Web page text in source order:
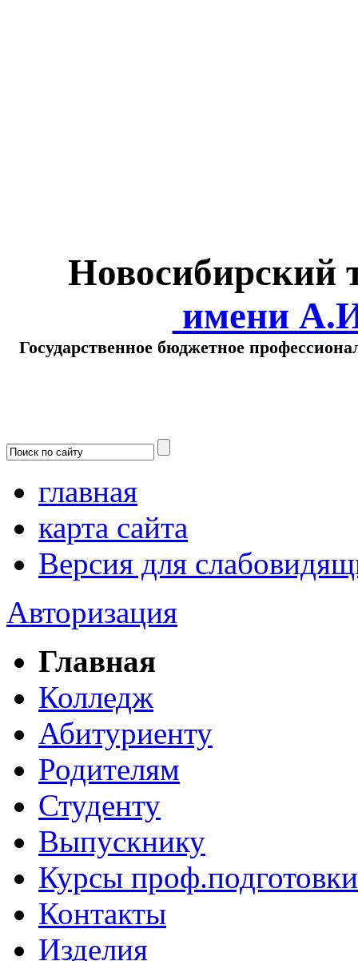
Новосибирский
имени
Государственное бюджетное
главная
карта сайта
Версия для
Авторизация
Главная
Колледж
Абитуриенту
Родителям
Студенту
Выпускнику
Курсы проф.подготовки
Контакты
Изделия